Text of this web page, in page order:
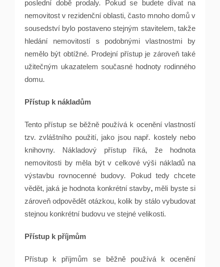
poslední době prodaly. Pokud se budete dívat na
nemovitost v rezidenční oblasti, často mnoho domů v
sousedství bylo postaveno stejným stavitelem, takže
hledání nemovitostí s podobnými vlastnostmi by
nemělo být obtížné. Prodejní přístup je zároveň také
užitečným ukazatelem současné hodnoty rodinného
domu.
Přístup k nákladům
Tento přístup se běžně používá k ocenění vlastností
tzv. zvláštního použití, jako jsou např. kostely nebo
knihovny. Nákladový přístup říká, že hodnota
nemovitosti by měla být v celkové výši nákladů na
výstavbu rovnocenné budovy. Pokud tedy chcete
vědět, jaká je hodnota konkrétní stavby, měli byste si
zároveň odpovědět otázkou, kolik by stálo vybudovat
stejnou konkrétní budovu ve stejné velikosti.
Přístup k příjmům
Přístup k příjmům se běžně používá k ocenění